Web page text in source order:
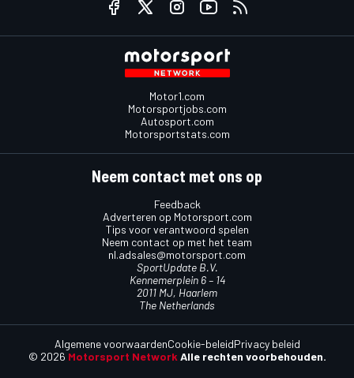
Motor1.com
Motorsportjobs.com
Autosport.com
Motorsportstats.com
Neem contact met ons op
Feedback
Adverteren op Motorsport.com
Tips voor verantwoord spelen
Neem contact op met het team
nl.adsales@motorsport.com
SportUpdate B.V.
Kennemerplein 6 – 14
2011 MJ, Haarlem
The Netherlands
© 2026 Motorsport Network Alle rechten voorbehouden.
Algemene voorwaardenCookie-beleidPrivacy beleid